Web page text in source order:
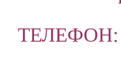
ТЕЛЕФОН: